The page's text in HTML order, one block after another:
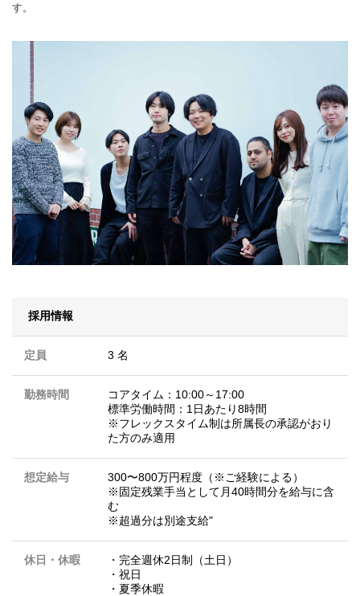
す。
採用情報
定員 3 名
勤務時間
コアタイム：10:00～17:00
標準労働時間：1日あたり8時間
※フレックスタイム制は所属長の承認がおり
た方のみ適用
想定給与
300〜800万円程度（※ご経験による）
※固定残業手当として月40時間分を給与に含
む
※超過分は別途支給"
休日・休暇
・完全週休2日制（土日）
・祝日
・夏季休暇